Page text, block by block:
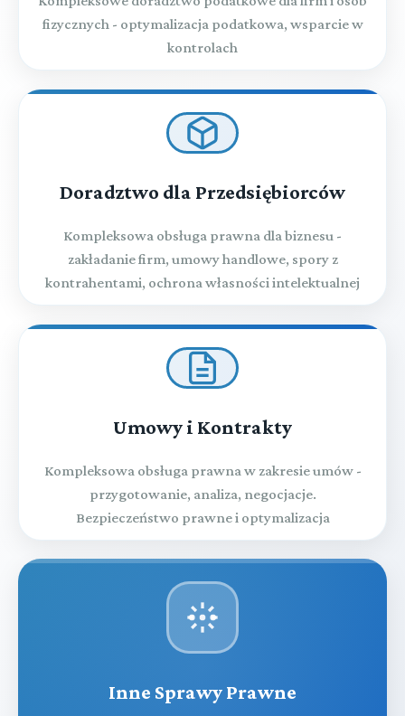
fizycznych - optymalizacja podatkowa, wsparcie w
kontrolach
Doradztwo dla Przedsiębiorców
Kompleksowa obsługa prawna dla biznesu -
zakładanie firm, umowy handlowe, spory z
kontrahentami, ochrona własności intelektualnej
Umowy i Kontrakty
Kompleksowa obsługa prawna w zakresie umów -
przygotowanie, analiza, negocjacje.
Bezpieczeństwo prawne i optymalizacja
Inne Sprawy Prawne